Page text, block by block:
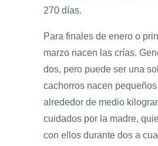
270 días.
Para finales de enero o
marzo nacen las crías.
dos, pero puede ser una
cachorros nacen
alrededor de medio
cuidados por la madre,
con ellos durante dos a